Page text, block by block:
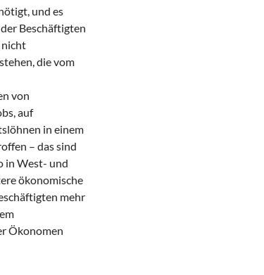
und es
Beschäftigten
nicht
die vom
von
auf
in einem
– das sind
in West- und
ökonomische
mehr
Ökonomen